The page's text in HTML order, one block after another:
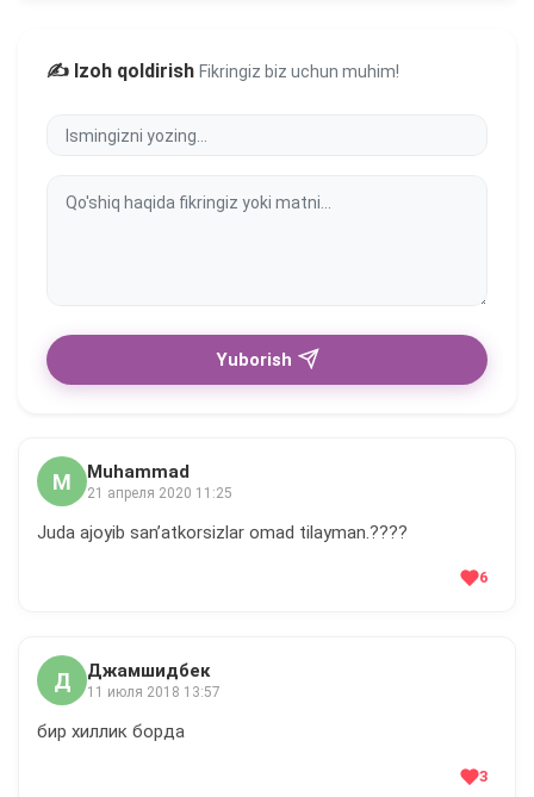
✍️ Izoh qoldirish Fikringiz biz uchun muhim!
Yuborish
M Muhammad
21 апреля 2020 11:25
Juda ajoyib sanʼatkorsizlar omad tilayman.????
6
Д Джамшидбек
11 июля 2018 13:57
бир хиллик борда
3